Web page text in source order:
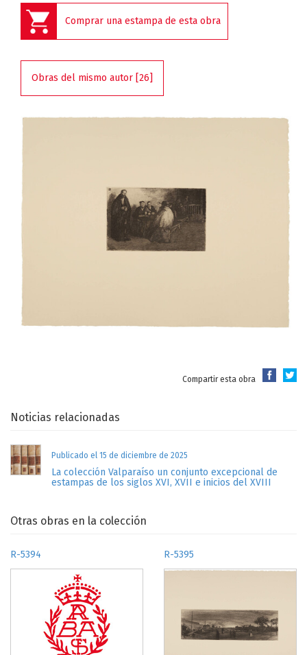
Comprar una estampa de esta obra
Obras del mismo autor [26]
Compartir esta obra
Noticias relacionadas
Publicado el 15 de diciembre de 2025
La colección Valparaíso un conjunto excepcional de
estampas de los siglos XVI, XVII e inicios del XVIII
Otras obras en la colección
R-5394 R-5395